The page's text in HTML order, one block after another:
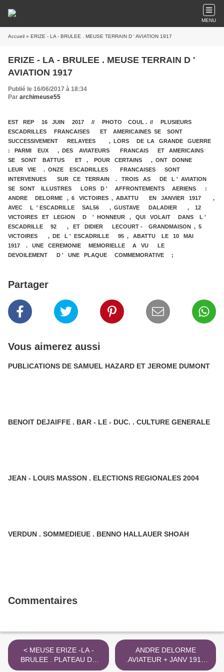
MENU
Accueil » ERIZE - LA - BRULEE . MEUSE TERRAIN D ' AVIATION 1917
ERIZE - LA - BRULEE . MEUSE TERRAIN D '
AVIATION 1917
Publié le 16/06/2017 à 18:34
Par archimeuse55
EST REP 16 JUIN 2017 // PHOTO COUL . // PLUSIEURS
ESCADRILLES FRANCAISES ET AMERICAINES SE SONT
SUCCESSIVEMENT RELAYEES , LORS DE LA GRANDE GUERRE
: PARMI EUX , DES AVIATEURS FRANCAIS ET AMERICAINS
SE SONT BATTUS ET , POUR CERTAINS , ONT DONNE
LEUR VIE . ONZE ESCADRILLES FRANCAISES SONT
INTERVENUES SUR CE TERRAIN . TROIS AS DE L ' AVIATION
SE SONT ILLUSTRES LORS D ' AFFRONTEMENTS AERIENS :
ANDRE DELORME , 6 VICTOIRES , ABATTU EN JANVIER 1917 ,
AVEC L ' ESCADRILLE SAL56 , GUSTAVE DALADIER , 12
VICTOIRES ET LEGION D ' HONNEUR , QUI VOLAIT DANS L '
ESCADRILLE 92 , ET DIDIER LECOURT - GRANDMAISON , 5
VICTOIRES , DE L ' ESCADRILLE 95 , ABATTU LE 10 MAI
1917 . UNE CEREMONIE MEMORIELLE A VU LE
DEVOILEMENT D ' UNE PLAQUE COMMEMORATIVE ;
Partager
Vous aimerez aussi
PUBLICATIONS DE SAMUEL HAZARD ET JEROME DUMONT
BENOIT DEJAIFFE . BAR - LE - DUC. . CULTURE GENERALE
JEAN - LOUIS MASSON . ELECTIONS REGIONALES 2004
VERDUN . SOMMEDIEUE . BENNO HALLAUER SHOAH
Commentaires
< MEUSE ERIZE -LA -
BRULEE . PLATEAU DE
BELRAIN . " LA COTE "
ANDRE DELORME
.AVIATEUR + JANV 1917
MEUSE ERIZE - LA -